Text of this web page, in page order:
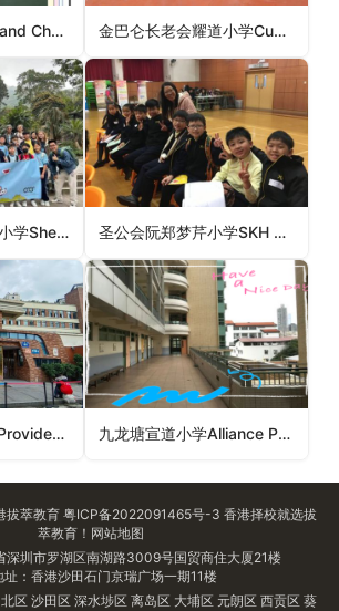
苏浙小学Kiangsu and Chekiang Primary School（东区小学） 金巴仑长老会耀道小学Cumberland Presbyterian Church Yao Dao Primary School（元朗区小学）
石篱圣若望天主教小学Shek Lei St. John’s Catholic Primary School（葵青区小学） 圣公会阮郑梦芹小学SKH Yuen Chen Maun Chen Primary School（大埔区小学）
天佑小学Mary of Providence Primary School（荃湾区小学） 九龙塘宣道小学Alliance Primary School, Kowloon Tong（九龙城区小学）
拔萃教育 粤ICP备2022091465号-3 香港择校就选拔
萃教育！ 网站地图
深圳市罗湖区南湖路3009号国贸商住大厦21楼
址：香港沙田石门京瑞广场一期11楼
北区 沙田区 深水埗区 离岛区 大埔区 元朗区 西贡区 葵